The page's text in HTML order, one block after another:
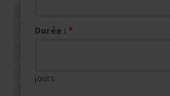
Durée :
jours